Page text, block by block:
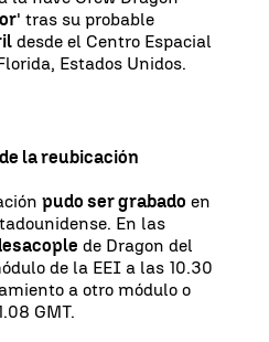
' tras su probable
desde el Centro Espacial
Estados Unidos.
la reubicación
pudo ser grabado en
En las
de Dragon del
de la EEI a las 10.30
a otro módulo o
GMT.